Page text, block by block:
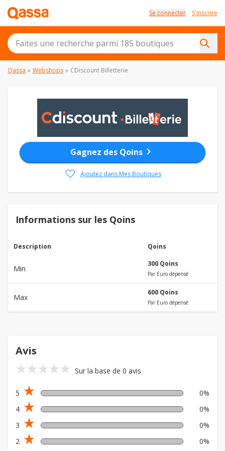
Se connecter S'inscrire
Qassa » Webshops » CDiscount Billetterie
Gagnez des Qoins chevron_right
favorite
Ajoutez dans Mes Boutiques
Informations sur les Qoins
Description Qoins
Min
300 Qoins
Par Euro dépensé
Max
600 Qoins
Par Euro dépensé
Avis
star_ratestar_ratestar_ratestar_ratestar_rate Sur la base de 0 avis
5 star_rate
0%
4 star_rate
0%
3 star_rate
0%
2 star_rate 0%